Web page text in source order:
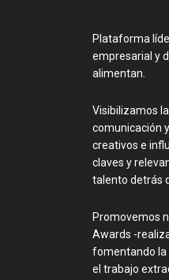
Plataforma
empresarial y
alimentan.
Visibilizamos
comunicación
creativos e
claves y
talento detrás
Promovemos
Awards -
fomentando la
el trabajo